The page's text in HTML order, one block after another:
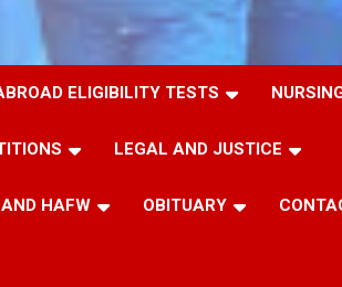
ELIGIBILITY TESTS
LEGAL AND JUSTICE
HAFW OBITUARY